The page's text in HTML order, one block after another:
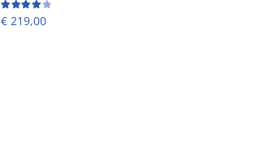
Beoordeling
€ 219,00